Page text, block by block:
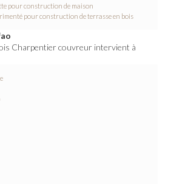
pour construction de maison
pour construction de terrasse en bois
Charpentier couvreur intervient à